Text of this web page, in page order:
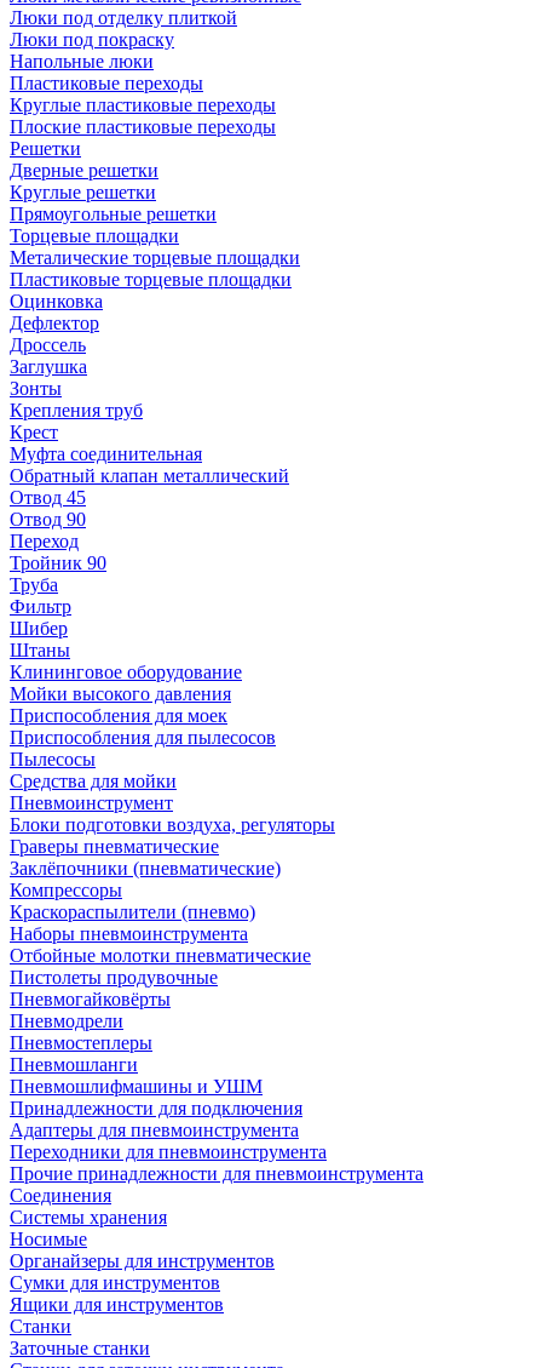
Люки под отделку плиткой
Люки под покраску
Напольные люки
Пластиковые переходы
Круглые пластиковые переходы
Плоские пластиковые переходы
Решетки
Дверные решетки
Круглые решетки
Прямоугольные решетки
Торцевые площадки
Металические торцевые площадки
Пластиковые торцевые площадки
Оцинковка
Дефлектор
Дроссель
Заглушка
Зонты
Крепления труб
Крест
Муфта соединительная
Обратный клапан металлический
Отвод 45
Отвод 90
Переход
Тройник 90
Труба
Фильтр
Шибер
Штаны
Клининговое оборудование
Мойки высокого давления
Приспособления для моек
Приспособления для пылесосов
Пылесосы
Средства для мойки
Пневмоинструмент
Блоки подготовки воздуха, регуляторы
Граверы пневматические
Заклёпочники (пневматические)
Компрессоры
Краскораспылители (пневмо)
Наборы пневмоинструмента
Отбойные молотки пневматические
Пистолеты продувочные
Пневмогайковёрты
Пневмодрели
Пневмостеплеры
Пневмошланги
Пневмошлифмашины и УШМ
Принадлежности для подключения
Адаптеры для пневмоинструмента
Переходники для пневмоинструмента
Прочие принадлежности для пневмоинструмента
Соединения
Системы хранения
Носимые
Органайзеры для инструментов
Сумки для инструментов
Ящики для инструментов
Станки
Заточные станки